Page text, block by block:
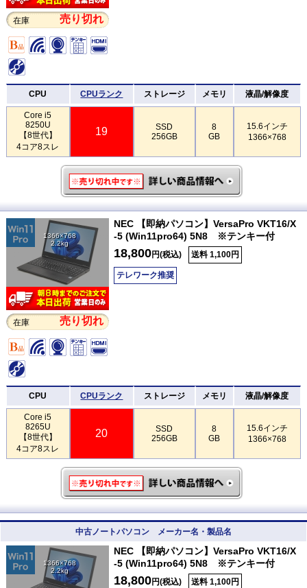
在庫 売り切れ
CPU CPUランク ストレージ メモリ 液晶/解像度
Core i5
8250U
【8世代】
4コア8スレ
19
SSD
256GB
8
GB
15.6インチ
1366×768
1366×768
2.2kg
在庫 売り切れ
NEC 【即納パソコン】VersaPro VKT16/X
-5 (Win11pro64) 5N8 ※テンキー付
18,800円(税込) 送料 1,100円
テレワーク推奨
CPU CPUランク ストレージ メモリ 液晶/解像度
Core i5
8265U
【8世代】
4コア8スレ
20
SSD
256GB
8
GB
15.6インチ
1366×768
中古ノートパソコン メーカー名・製品名
1366×768
2.2kg
NEC 【即納パソコン】VersaPro VKT16/X
-5 (Win11pro64) 5N8 ※テンキー付
18,800円(税込) 送料 1,100円